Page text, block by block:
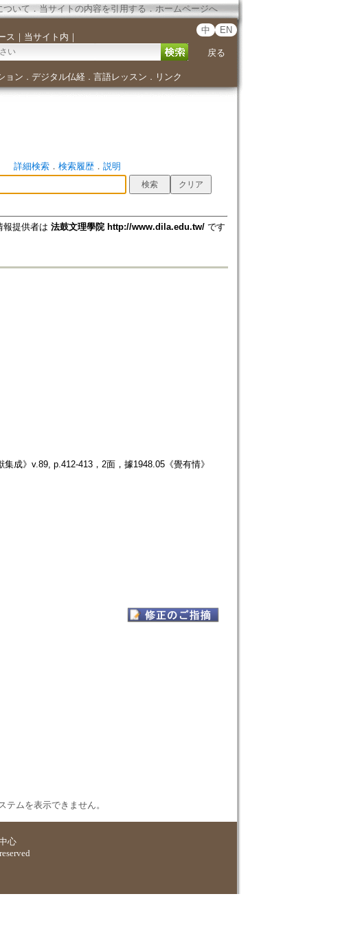
ついて．当サイトの内容を引用する ． ホームページへ
ス ｜ 当サイト内 ｜
中 EN
戻る
ョン ． デジタル仏経． 言語レッスン ． リンク
詳細検索． 検索履歴． 説明
報提供者は 法鼓文理學院 http://www.dila.edu.tw/です
成》v.89, p.412-413，2面，據1948.05《覺有情》
ムを表示できません。
心